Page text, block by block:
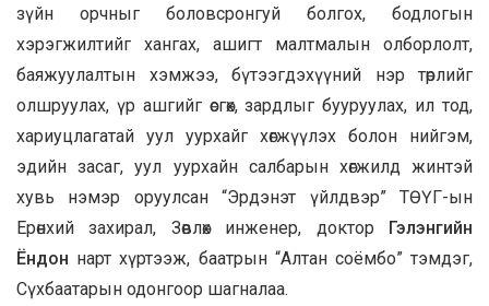
зүйн орчныг боловсронгуй болгох, бодлогын
хэрэгжилтийг хангах, ашигт малтмалын олборлолт,
баяжуулалтын хэмжээ, бүтээгдэхүүний нэр төрлийг
олшруулах, үр ашгийг өсгөх, зардлыг бууруулах, ил тод,
хариуцлагатай уул уурхайг хөгжүүлэх болон нийгэм,
эдийн засаг, уул уурхайн салбарын хөгжилд жинтэй
хувь нэмэр оруулсан “Эрдэнэт үйлдвэр” ТӨҮГ-ын
Ерөнхий захирал, Зөвлөх инженер, доктор Гэлэнгийн
Ёндон нарт хүртээж, баатрын “Алтан соёмбо” тэмдэг,
Сүхбаатарын одонгоор шагналаа.